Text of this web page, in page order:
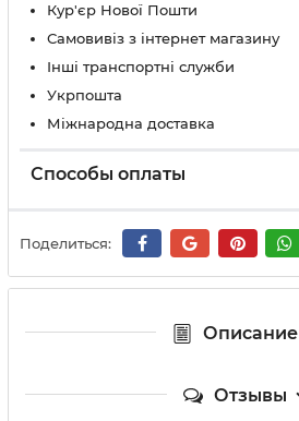
Кур'єр Нової Пошти
Самовивіз з інтернет магазину
Інші транспортні служби
Укрпошта
Міжнародна доставка
Способы оплаты
Поделиться:
Описание
Отзывы